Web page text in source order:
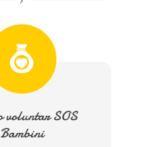
voluntar SOS
Bambini